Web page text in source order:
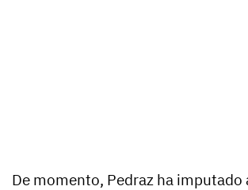
De momento, Pedraz ha imputado